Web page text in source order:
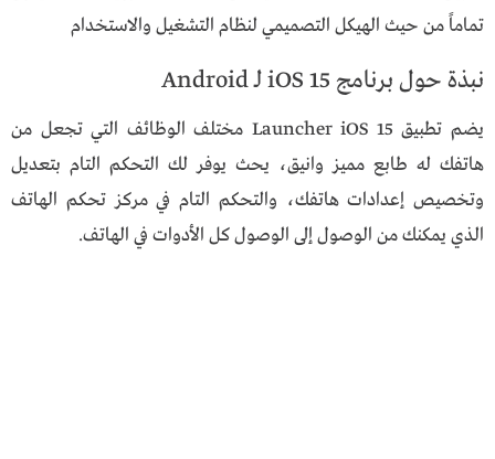
تماماً من حيث الهيكل التصميمي لنظام التشغيل والاستخدام
نبذة حول برنامج iOS 15 لـ Android
يضم تطبيق Launcher iOS 15 مختلف الوظائف التي تجعل من
هاتفك له طابع مميز وانيق، يحث يوفر لك التحكم التام بتعديل
وتخصيص إعدادات هاتفك، والتحكم التام في مركز تحكم الهاتف
الذي يمكنك من الوصول إلى الوصول كل الأدوات في الهاتف.